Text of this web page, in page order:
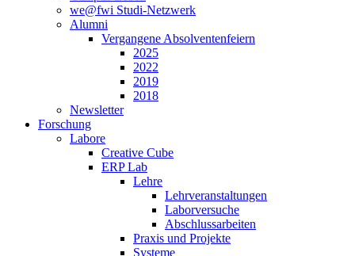
we@fwi Studi-Netzwerk
Alumni
Vergangene Absolventenfeiern
2025
2022
2019
2018
Newsletter
Forschung
Labore
Creative Cube
ERP Lab
Lehre
Lehrveranstaltungen
Laborversuche
Abschlussarbeiten
Praxis und Projekte
Systeme